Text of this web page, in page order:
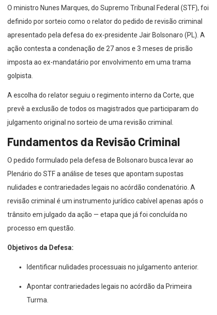
O ministro Nunes Marques, do Supremo Tribunal Federal (STF), foi
definido por sorteio como o relator do pedido de revisão criminal
apresentado pela defesa do ex-presidente Jair Bolsonaro (PL). A
ação contesta a condenação de 27 anos e 3 meses de prisão
imposta ao ex-mandatário por envolvimento em uma trama
golpista.
A escolha do relator seguiu o regimento interno da Corte, que
prevê a exclusão de todos os magistrados que participaram do
julgamento original no sorteio de uma revisão criminal.
Fundamentos da Revisão Criminal
O pedido formulado pela defesa de Bolsonaro busca levar ao
Plenário do STF a análise de teses que apontam supostas
nulidades e contrariedades legais no acórdão condenatório. A
revisão criminal é um instrumento jurídico cabível apenas após o
trânsito em julgado da ação — etapa que já foi concluída no
processo em questão.
Objetivos da Defesa:
Identificar nulidades processuais no julgamento anterior.
Apontar contrariedades legais no acórdão da Primeira
Turma.